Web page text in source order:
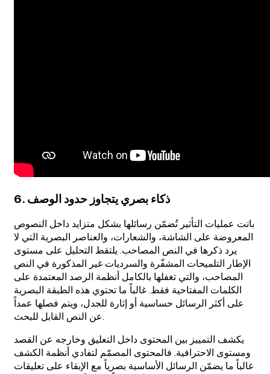
6. ذكاء بصري يتجاوز حدود الوصف
باتت عمليات التأثير تُضمّن رسائلها بشكل متزايد داخل النصوص
المعروضة على الشاشة، والشعارات، والعناصر البصرية التي لا
يرد ذكرها في النص المصاحب. يلتقط التحليل على مستوى
الإطار التلميحات المشفّرة والسرديات غير المذكورة في النص
المصاحب، والتي تغفلها بالكامل أنظمة الرصد المعتمدة على
الكلمات المفتاحية فقط. غالباً ما تحتوي هذه الطبقة البصرية
على أكثر الرسائل حساسية أو إثارة للجدل، ويتم فصلها عمداً
عن النص القابل للبحث.
يكشف التمييز بين المحتوى داخل التعليق وخارجه عن القصد
ومستوى الاحترافية. فالمحتوى المصمّم لتفادي أنظمة الكشف
غالباً ما يضمّن الرسائل الأساسية بصرياً مع الإبقاء على تعليقات